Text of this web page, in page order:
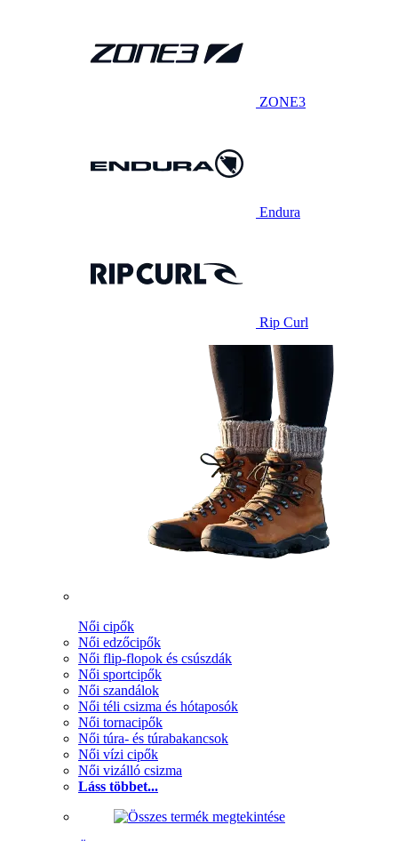
ZONE3
Endura
Rip Curl
Női cipők
Női edzőcipők
Női flip-flopok és csúszdák
Női sportcipők
Női szandálok
Női téli csizma és hótaposók
Női tornacipők
Női túra- és túrabakancsok
Női vízi cipők
Női vizálló csizma
Láss többet...